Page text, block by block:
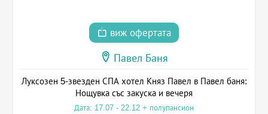
виж офертата
Павел Баня
Луксозен 5-звезден СПА хотел Княз Павел в Павел баня:
Нощувка със закуска и вечеря
Дата: 17.07 - 22.12 + полупансион